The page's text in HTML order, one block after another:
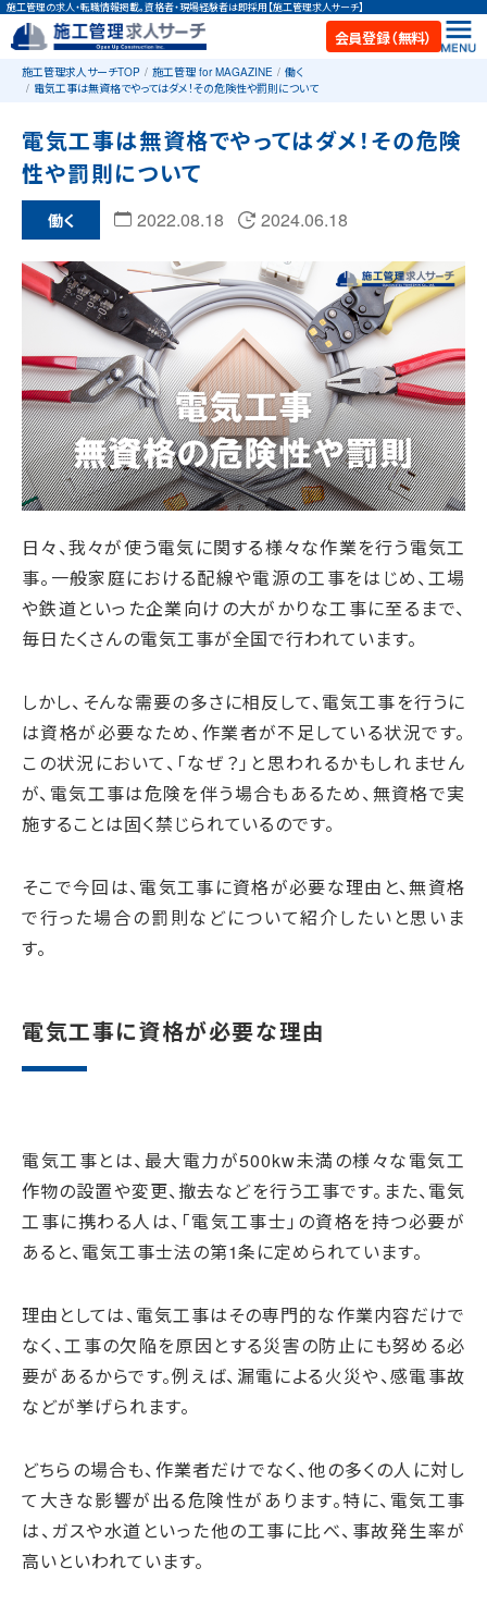
施工管理の求人・転職情報掲載。資格者・現場経験者は即採用【施工管理求人サーチ】
会員登録（無料）
施工管理求人サーチTOP 施工管理 for MAGAZINE
働く
電気工事は無資格でやってはダメ！その危険性や罰則について
電気工事は無資格でやってはダメ！その危険
性や罰則について
働く 2022.08.18 2024.06.18
日々、我々が使う電気に関する様々な作業を行う電気工
事。一般家庭における配線や電源の工事をはじめ、工場
や鉄道といった企業向けの大がかりな工事に至るまで、
毎日たくさんの電気工事が全国で行われています。
しかし、そんな需要の多さに相反して、電気工事を行うに
は資格が必要なため、作業者が不足している状況です。
この状況において、「なぜ？」と思われるかもしれません
が、電気工事は危険を伴う場合もあるため、無資格で実
施することは固く禁じられているのです。
そこで今回は、電気工事に資格が必要な理由と、無資格
で行った場合の罰則などについて紹介したいと思いま
す。
電気工事に資格が必要な理由
電気工事とは、最大電力が500kw未満の様々な電気工
作物の設置や変更、撤去などを行う工事です。また、電気
工事に携わる人は、「電気工事士」の資格を持つ必要が
あると、電気工事士法の第1条に定められています。
理由としては、電気工事はその専門的な作業内容だけで
なく、工事の欠陥を原因とする災害の防止にも努める必
要があるからです。例えば、漏電による火災や、感電事故
などが挙げられます。
どちらの場合も、作業者だけでなく、他の多くの人に対し
て大きな影響が出る危険性があります。特に、電気工事
は、ガスや水道といった他の工事に比べ、事故発生率が
高いといわれています。